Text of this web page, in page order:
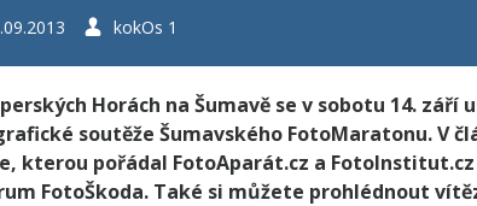
kokOs 1
Horách na Šumavě se v sobotu 14.
soutěže Šumavského FotoMaratonu. V
kterou pořádal FotoAparát.cz a
FotoŠkoda. Také si můžete prohlédnout